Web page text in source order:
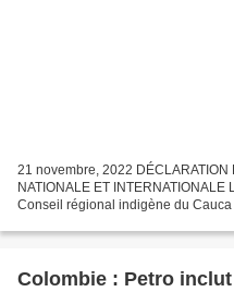
21 novembre, 2022
NATIONALE ET
Conseil régional indigène du
Colombie : Petro